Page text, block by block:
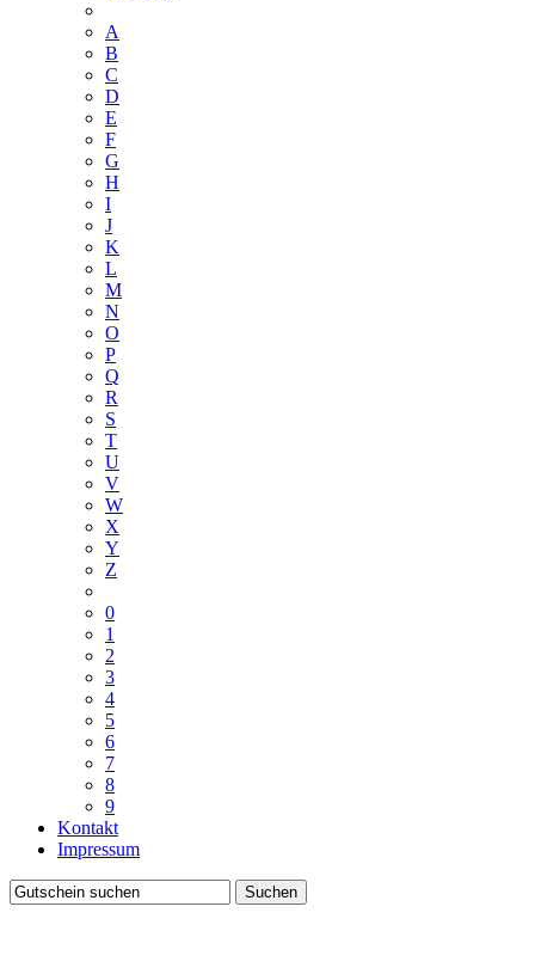
A
B
C
D
E
F
G
H
I
J
K
L
M
N
O
P
Q
R
S
T
U
V
W
X
Y
Z
0
1
2
3
4
5
6
7
8
9
Kontakt
Impressum
Suchen